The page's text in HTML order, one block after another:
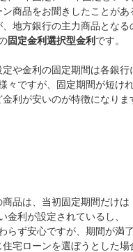
商品をお聞きしたことがあ
地方銀行の主力商品となる
固定金利選択型金利 です。
定や金利の固定期間は各銀行
々ですが、固定期間が短け
利が安いのが特徴になりま
商品は、当初固定期間だけは
金利が設定されているし、
らず安心ですが、期間が満了
宅ローンを選ぼうとした場